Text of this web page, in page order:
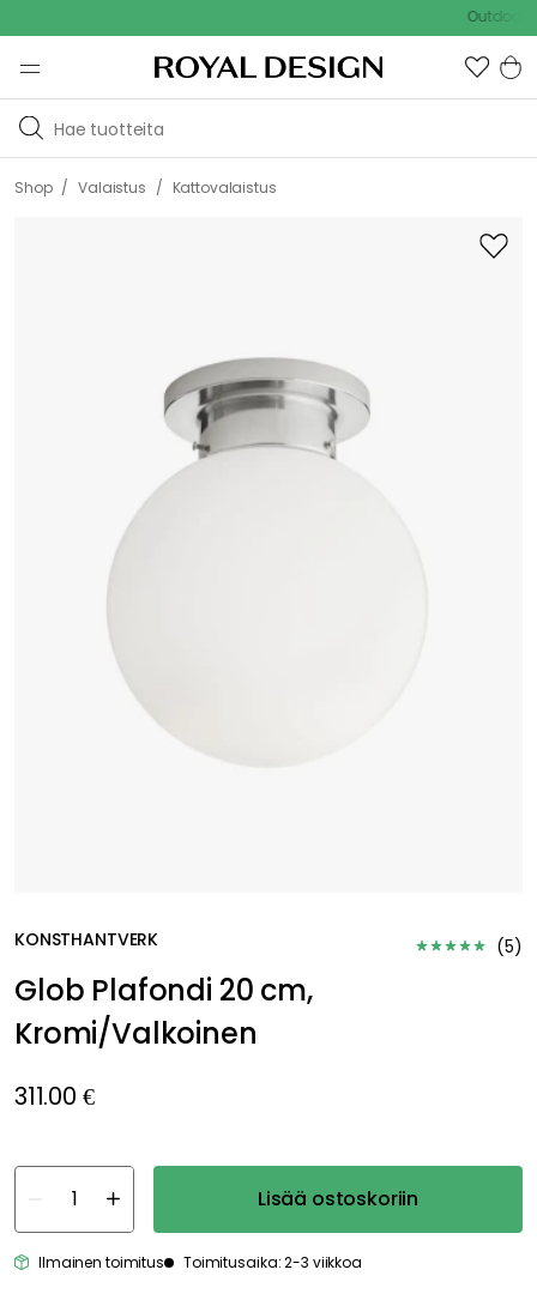
Outdoor Sale
Shop / Valaistus / Kattovalaistus
KONSTHANTVERK (5)
Glob Plafondi 20 cm,
Kromi/Valkoinen
311.00 €
Lisää ostoskoriin
Ilmainen toimitus Toimitusaika: 2-3 viikkoa